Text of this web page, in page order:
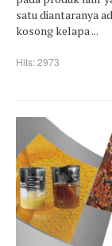
satu diantaranya
kosong kelapa ...
Hits: 2973